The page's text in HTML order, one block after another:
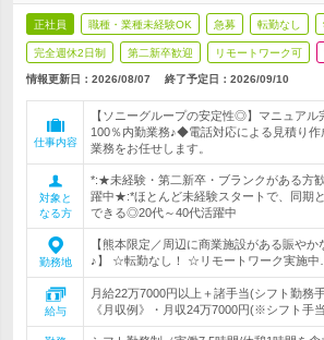
正社員 職種・業種未経験OK 急募 転勤なし
完全週休2日制 第二新卒歓迎 リモートワーク可
情報更新日：2026/08/07 終了予定日： 2026/09/10
仕事内容
【ソニーグループの安定性◎】マニュアル
100％内勤業務♪◆電話対応による見積り作
業務をお任せします。
対象と
なる方
*:★未経験・第二新卒・ブランクがある方
躍中★:*ほとんど未経験スタートで、同期
できる◎20代～40代活躍中
勤務地
【熊本限定／周辺に商業施設がある賑や
♪】 ☆転勤なし！ ☆リモートワーク実施中…
給与
月給22万7000円以上＋諸手当(シフト勤務
《月収例》・月収24万7000円(※シフト手